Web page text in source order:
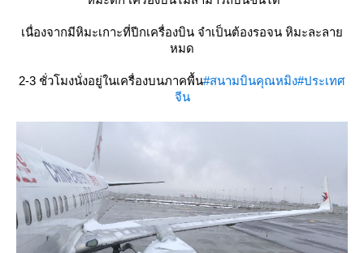
เนื่องจากมีหิมะเกาะที่ปีกเครื่องบิน จำเป็นต้องรอจน หิมะละลาย
หมด
2-3 ชั่วโมงนั่งอยู่ในเครื่องบนภาคพื้น#สนามบินคุณหมิง#ประเทศ
จีน